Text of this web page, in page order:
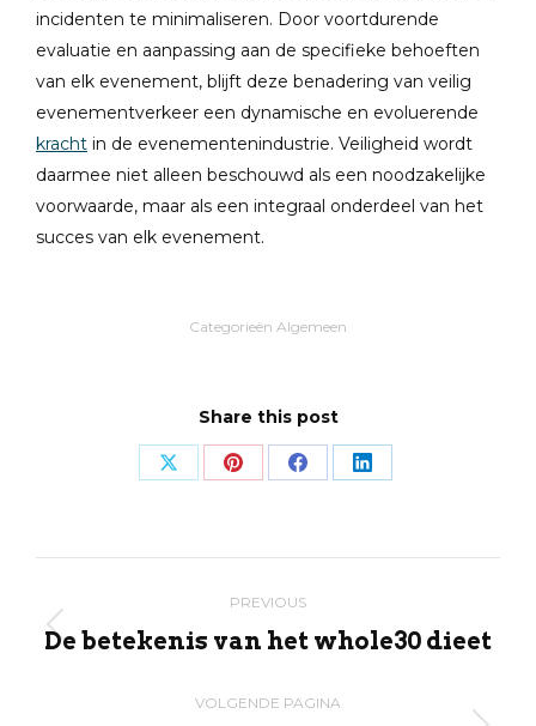
incidenten te minimaliseren. Door voortdurende
evaluatie en aanpassing aan de specifieke behoeften
van elk evenement, blijft deze benadering van veilig
evenementverkeer een dynamische en evoluerende
kracht in de evenementenindustrie. Veiligheid wordt
daarmee niet alleen beschouwd als een noodzakelijke
voorwaarde, maar als een integraal onderdeel van het
succes van elk evenement.
Categorieën Algemeen
Share this post
Share Share Share Share
navigation
PREVIOUS
Previous
De betekenis van het whole30 dieet
VOLGENDE PAGINA